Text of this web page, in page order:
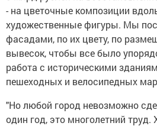
- на цветочные композиции
художественные фигуры. Мы
фасадами, по их цвету, по
вывесок, чтобы все было
работа с историческими
пешеходных и велосипедных
"Но любой город невозможно
один год, это многолетний